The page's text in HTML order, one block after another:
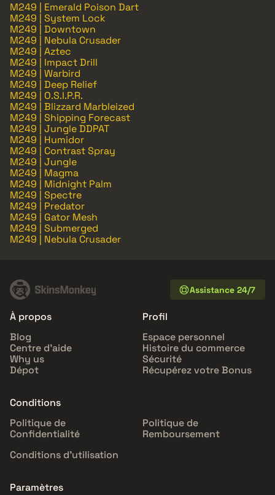
M249 | Emerald Poison Dart
M249 | System Lock
M249 | Downtown
M249 | Nebula Crusader
M249 | Aztec
M249 | Impact Drill
M249 | Warbird
M249 | Deep Relief
M249 | O.S.I.P.R.
M249 | Blizzard Marbleized
M249 | Shipping Forecast
M249 | Jungle DDPAT
M249 | Humidor
M249 | Contrast Spray
M249 | Jungle
M249 | Magma
M249 | Midnight Palm
M249 | Spectre
M249 | Predator
M249 | Gator Mesh
M249 | Submerged
M249 | Nebula Crusader
Assistance 24/7
À propos
Blog
Centre d'aide
Why us
Dépot
Profil
Espace personnel
Histoire du commerce
Sécurité
Récupérez votre Bonus
Conditions
Politique de
Confidentialité
Politique de
Remboursement
Conditions d'utilisation
Paramètres